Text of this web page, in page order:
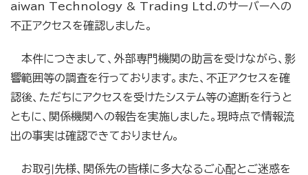
aiwan Technology & Trading Ltd.のサーバーへの
不正アクセスを確認しました。
本件につきまして、外部専門機関の助言を受けながら、影
響範囲等の調査を行っております。また、不正アクセスを確
認後、ただちにアクセスを受けたシステム等の遮断を行うと
ともに、関係機関への報告を実施しました。現時点で情報流
出の事実は確認できておりません。
お取引先様、関係先の皆様に多大なるご心配とご迷惑を